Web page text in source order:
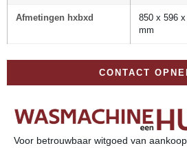
Afmetingen hxbxd
850 x 596
mm
CONTACT
Voor betrouwbaar witgoed van